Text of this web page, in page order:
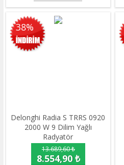
38%
Delonghi Radia S TRRS 0920
2000 W 9 Dilim Yağlı
Radyatör
13.689,60 ₺
8.554,90 ₺